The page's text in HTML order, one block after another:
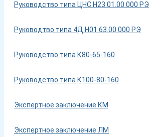
Руководство типа ЦНС Н23.01.00.000 РЭ
Руководтво типа 4Д Н01.63.00.000 РЭ
Руководство типа К80-65-160
Руководство типа К100-80-160
Экспертное заключение КМ
Экспертное заключение ЛМ